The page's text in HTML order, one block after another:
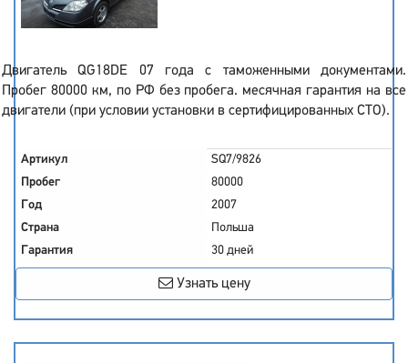
Двигатель QG18DE 07 года с таможенными документами.
Пробег 80000 км, по РФ без пробега. месячная гарантия на все
двигатели (при условии установки в сертифицированных СТО).
Артикул
SQ7/9826
Пробег
80000
Год
2007
Страна
Польша
Гарантия
30 дней
Узнать цену